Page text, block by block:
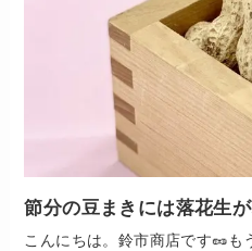
節分の豆まきには落花生が
こんにちは。鈴市商店です🥜も